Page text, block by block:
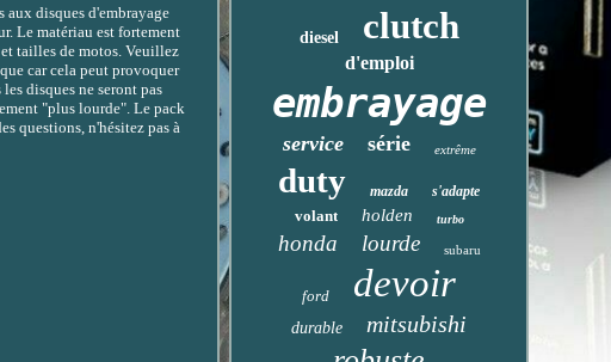
disques d'embrayage
Le matériau est fortement
tailles de motos. Veuillez
car cela peut provoquer
disques ne seront pas
"plus lourde". Le pack
questions, n'hésitez pas à
diesel clutch
d'emploi
embrayage
service série extrême
duty mazda s'adapte
volant holden turbo
honda lourde subaru
ford devoir
durable mitsubishi